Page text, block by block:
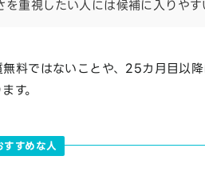
を重視したい人には候補に入りやす
料ではないことや、25カ月目以
す。
すめな人